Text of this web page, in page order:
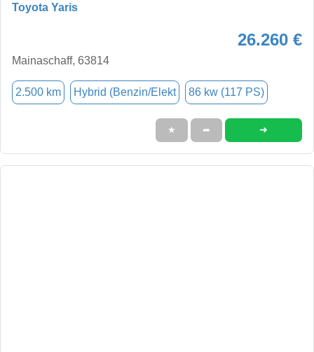
Toyota Yaris
26.260 €
Mainaschaff, 63814
2.500 km Hybrid (Benzin/Elekt 86 kw (117 PS)
★ ➦ ➜